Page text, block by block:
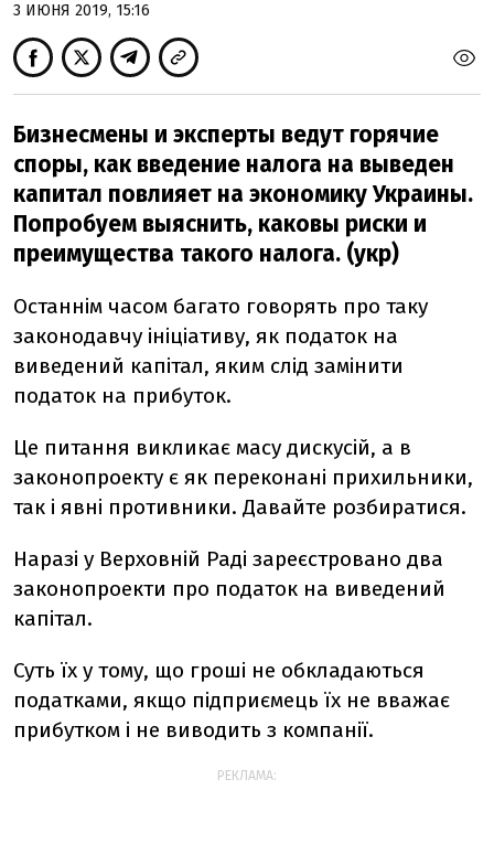
3 ИЮНЯ 2019, 15:16
Бизнесмены и эксперты ведут горячие
споры, как введение налога на выведен
капитал повлияет на экономику Украины.
Попробуем выяснить, каковы риски и
преимущества такого налога. (укр)
Останнім часом багато говорять про таку
законодавчу ініціативу, як податок на
виведений капітал, яким слід замінити
податок на прибуток.
Це питання викликає масу дискусій, а в
законопроекту є як переконані прихильники,
так і явні противники. Давайте розбиратися.
Наразі у Верховній Раді зареєстровано два
законопроекти про податок на виведений
капітал.
Суть їх у тому, що гроші не обкладаються
податками, якщо підприємець їх не вважає
прибутком і не виводить з компанії.
РЕКЛАМА: